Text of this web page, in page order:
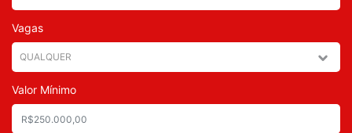
Vagas
Valor Mínimo